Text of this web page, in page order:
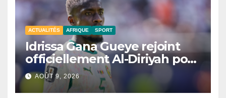
ACTUALITÉS AFRIQUE SPORT
Idrissa Gana Gueye rejoint
officiellement Al-Diriyah pour
une saison
AOÛT 9, 2026